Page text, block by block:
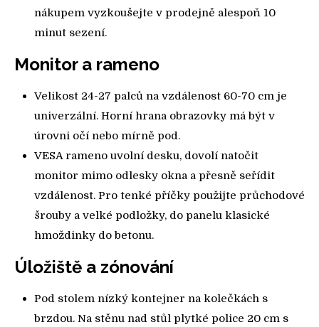
nákupem vyzkoušejte v prodejně alespoň 10
minut sezení.
Monitor a rameno
Velikost 24-27 palců na vzdálenost 60-70 cm je
univerzální. Horní hrana obrazovky má být v
úrovni očí nebo mírně pod.
VESA rameno uvolní desku, dovolí natočit
monitor mimo odlesky okna a přesně seřídit
vzdálenost. Pro tenké příčky použijte průchodové
šrouby a velké podložky, do panelu klasické
hmoždinky do betonu.
Úložiště a zónování
Pod stolem nízký kontejner na kolečkách s
brzdou. Na stěnu nad stůl plytké police 20 cm s